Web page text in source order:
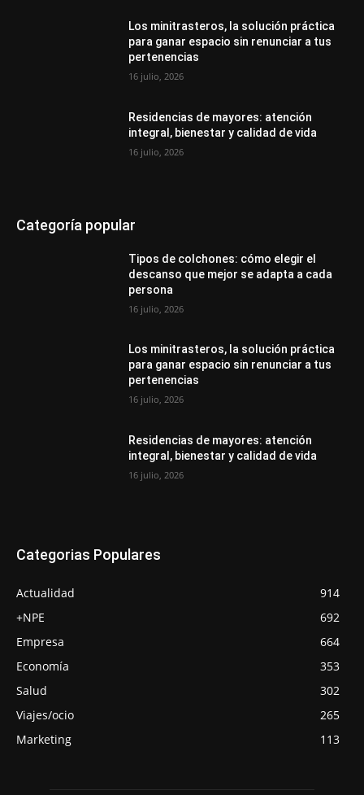
Los minitrasteros, la solución práctica
para ganar espacio sin renunciar a tus
pertenencias
16 julio, 2026
Residencias de mayores: atención
integral, bienestar y calidad de vida
16 julio, 2026
Categoría popular
Tipos de colchones: cómo elegir el
descanso que mejor se adapta a cada
persona
16 julio, 2026
Los minitrasteros, la solución práctica
para ganar espacio sin renunciar a tus
pertenencias
16 julio, 2026
Residencias de mayores: atención
integral, bienestar y calidad de vida
16 julio, 2026
Categorias Populares
Actualidad
914
+NPE
692
Empresa
664
Economía
353
Salud
302
Viajes/ocio
265
Marketing
113